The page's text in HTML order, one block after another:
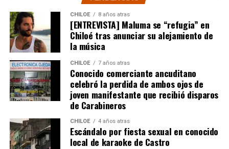
anterior.
Puerto Montt,por su parte, habría recibido un
93% más de fondos en igual periodo. También se
subrayan inversiones emblemáticas en la región, como
la construcción de nuevos edificios consistoriales en
Chaitén y Dalcahue, ambos financiados en un 60% por
la Subdere, con más de 5.900 millones de pesos y 4.400
millones de pesos, respectivamente.
La minuta afirma que estos avances reflejan una apuesta
por la equidad territorial, y que se continuará apoyando
a las comunas con mayores necesidades, aunque en la
práctica, los alcaldes coinciden en que el actual
CHILOE 8 años atras
[ENTREVISTA] Maluma se “refugia” en
Chiloé tras anunciar su alejamiento de
la música
CHILOE 7 años atras
Conocido comerciante ancuditano
celebró la perdida de ambos ojos de
joven manifestante que recibió disparos
de Carabineros
CHILOE 4 años atras
Escándalo por fiesta sexual en conocido
local de karaoke de Castro